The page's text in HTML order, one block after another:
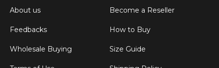
About us
Become a Reseller
Feedbacks How to Buy
Wholesale Buying Size Guide